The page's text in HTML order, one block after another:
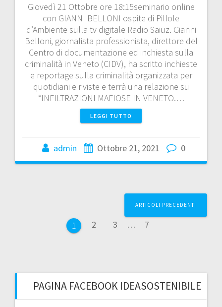
Giovedì 21 Ottobre ore 18:15seminario online
con GIANNI BELLONI ospite di Pillole
d’Ambiente sulla tv digitale Radio Saiuz. Gianni
Belloni, giornalista professionista, direttore del
Centro di documentazione ed inchiesta sulla
criminalità in Veneto (CIDV), ha scritto inchieste
e reportage sulla criminalità organizzata per
quotidiani e riviste e terrà una relazione su
“INFILTRAZIONI MAFIOSE IN VENETO.…
LEGGI TUTTO
admin Ottobre 21, 2021 0
articoli Pagina
1 Pagina
2 Pagina
3 … Pagina
7
ARTICOLI PRECEDENTI
PAGINA FACEBOOK IDEASOSTENIBILE